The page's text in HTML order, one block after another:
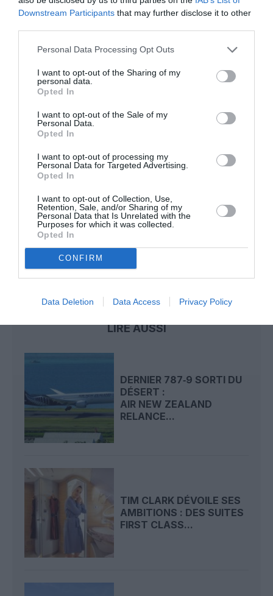
Downstream Participants that may further disclose it to other
Personal Data Processing Opt Outs
I want to opt-out of the Sharing of my
personal data.
Opted In
I want to opt-out of the Sale of my
Personal Data.
Opted In
I want to opt-out of processing my
Personal Data for Targeted Advertising.
Opted In
I want to opt-out of Collection, Use,
Retention, Sale, and/or Sharing of my
Personal Data that Is Unrelated with the
Purposes for which it was collected.
Opted In
CONFIRM
Data Deletion Data Access Privacy Policy
DERNIERS COMMENTAIRES
Mathématiques
Airlines relie l’Écosse à l’Australie
Badissi novembria commenté l'article :
Nice–Corse : ces vols électriques qui se profilent à
l’horizon 2030
LIRE AUSSI
DERNIER 787‑9 SORTI DU
DÉSERT :
AIR NEW ZEALAND
RELANCE...
TIM CLARK DÉVOILE SES
AMBITIONS : DES SUITES
FIRST CLASS...